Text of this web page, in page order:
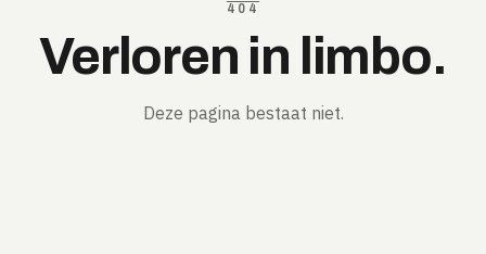
404
Verloren in limbo.
Deze pagina bestaat niet.